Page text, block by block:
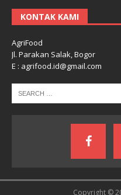
KONTAK KAMI
AgriFood
Jl. Parakan Salak, Bogor
E : agrifood.id@gmail.com
Copyright ©